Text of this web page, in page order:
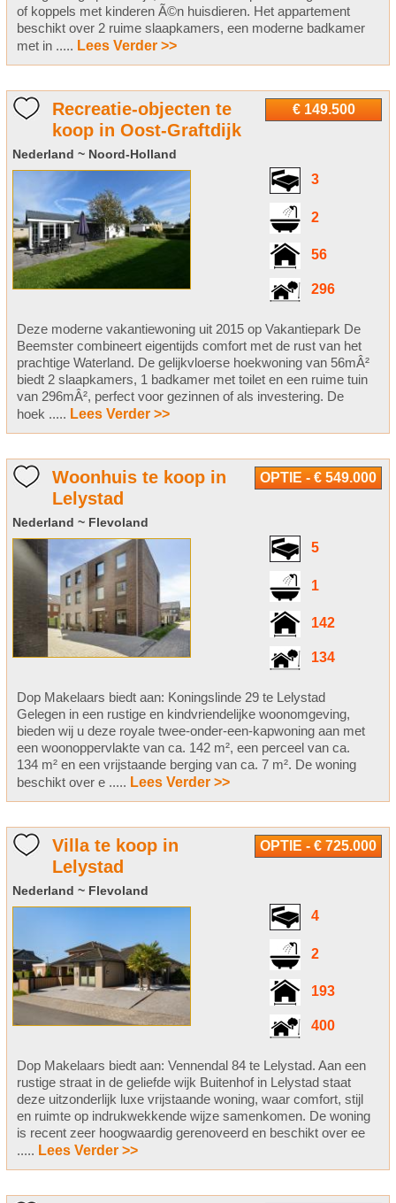
of koppels met kinderen Ã©n huisdieren. Het appartement
beschikt over 2 ruime slaapkamers, een moderne badkamer
met in ..... Lees Verder >>
€ 149.500
Recreatie-objecten te
koop in Oost-Graftdijk
Nederland ~ Noord-Holland
3
2
56
296
Deze moderne vakantiewoning uit 2015 op Vakantiepark De
Beemster combineert eigentijds comfort met de rust van het
prachtige Waterland. De gelijkvloerse hoekwoning van 56mÂ²
biedt 2 slaapkamers, 1 badkamer met toilet en een ruime tuin
van 296mÂ², perfect voor gezinnen of als investering. De
hoek ..... Lees Verder >>
OPTIE - € 549.000
Woonhuis te koop in
Lelystad
Nederland ~ Flevoland
5
1
142
134
Dop Makelaars biedt aan: Koningslinde 29 te Lelystad
Gelegen in een rustige en kindvriendelijke woonomgeving,
bieden wij u deze royale twee-onder-een-kapwoning aan met
een woonoppervlakte van ca. 142 m², een perceel van ca.
134 m² en een vrijstaande berging van ca. 7 m². De woning
beschikt over e ..... Lees Verder >>
OPTIE - € 725.000
Villa te koop in
Lelystad
Nederland ~ Flevoland
4
2
193
400
Dop Makelaars biedt aan: Vennendal 84 te Lelystad. Aan een
rustige straat in de geliefde wijk Buitenhof in Lelystad staat
deze uitzonderlijk luxe vrijstaande woning, waar comfort, stijl
en ruimte op indrukwekkende wijze samenkomen. De woning
is recent zeer hoogwaardig gerenoveerd en beschikt over ee
..... Lees Verder >>